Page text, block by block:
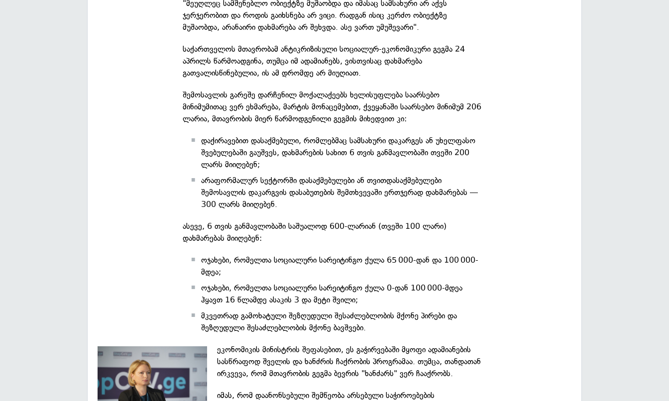
"მეუღლეც სამშენებლო ობიექტზე მუშაობდა და იმასაც სამსახური არ აქვს
ჯერჯერობით და როდის გაიხსნება არ ვიცი. რადგან ისიც კერძო ობიექტზე
მუშაობდა, არანაირი დახმარება არ შეხვდა. ასე ვართ უმუშევარი".
საქართველოს მთავრობამ ანტიკრიზისული სოციალურ-ეკონომიკური გეგმა 24
აპრილს წარმოადგინა, თუმცა იმ ადამიანებს, ვისთვისაც დახმარება
გათვალისწინებულია, ის ამ დრომდე არ მიუღიათ.
შემოსავლის გარეშე დარჩენილ მოქალაქეებს ხელისუფლება საარსებო
მინიმუმითაც ვერ ეხმარება, მარტის მონაცემებით, ქვეყანაში საარსებო მინიმუმ 206
ლარია, მთავრობის მიერ წარმოდგენილი გეგმის მიხედვით კი:
დაქირავებით დასაქმებული, რომლებმაც სამსახური დაკარგეს ან უხელფასო
შვებულებაში გაუშვეს, დახმარების სახით 6 თვის განმავლობაში თვეში 200
ლარს მიიღებენ;
არაფორმალურ სექტორში დასაქმებულები ან თვითდასაქმებულები
შემოსავლის დაკარგვის დასაბუთების შემთხვევაში ერთჯერად დახმარებას —
300 ლარს მიიღებენ.
ასევე, 6 თვის განმავლობაში საშუალოდ 600-ლარიან (თვეში 100 ლარი)
დახმარებას მიიღებენ:
ოჯახები, რომელთა სოციალური სარეიტინგო ქულა 65 000-დან და 100 000-
მდეა;
ოჯახები, რომელთა სოციალური სარეიტინგო ქულა 0-დან 100 000-მდეა
ჰყავთ 16 წლამდე ასაკის 3 და მეტი შვილი;
მკვეთრად გამოხატული შეზღუდული შესაძლებლობის მქონე პირები და
შეზღუდული შესაძლებლობის მქონე ბავშვები.
ეკონომიკის მინისტრის შეფასებით, ეს გაჭირვებაში მყოფი ადამიანების
სასწრაფოდ შველის და ხანძრის ჩაქრობის პროგრამაა. თუმცა, თანდათან
ირკვევა, რომ მთავრობის გეგმა ბევრის "ხანძარს" ვერ ჩააქრობს.
იმას, რომ დაანონსებული შემწეობა არსებული საჭიროებების